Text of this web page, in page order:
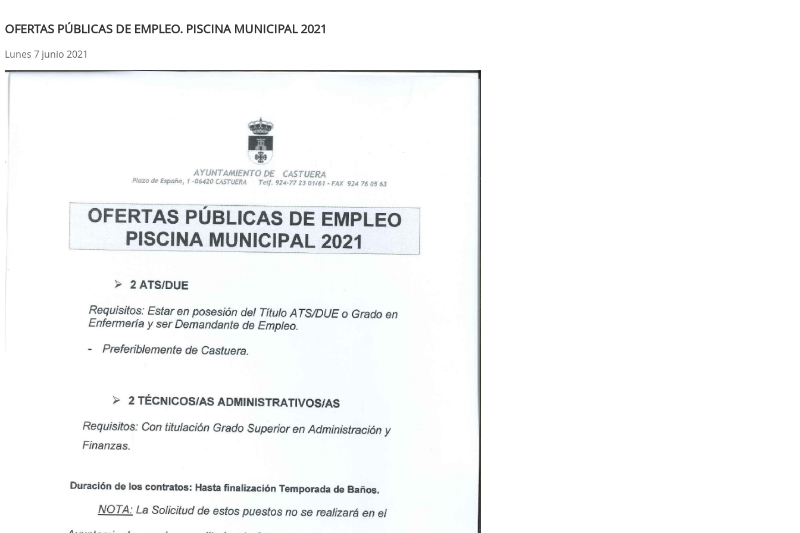
OFERTAS PÚBLICAS DE EMPLEO. PISCINA MUNICIPAL 2021
Lunes 7 junio 2021